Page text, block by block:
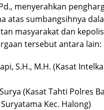
menyerahkan
atas sumbangsihnya
masyarakat dan
tersebut antara lain:
S.H., M.H. (Kasat
(Kasat Tahti Polres
Kec. Halong)